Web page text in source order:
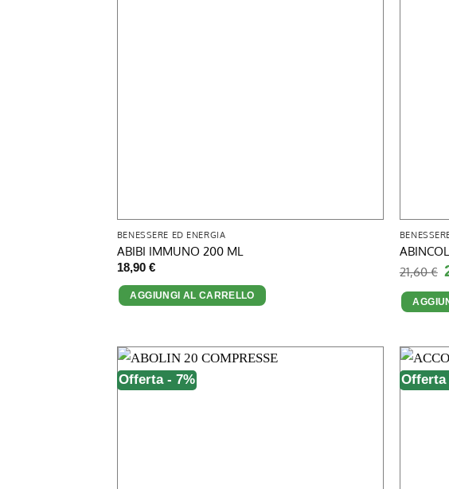
BENESSERE ED ENERGIA
ABIBI IMMUNO 200 ML
18,90 €
AGGIUNGI AL CARRELLO
21,60€
Offerta - 7% Offerta